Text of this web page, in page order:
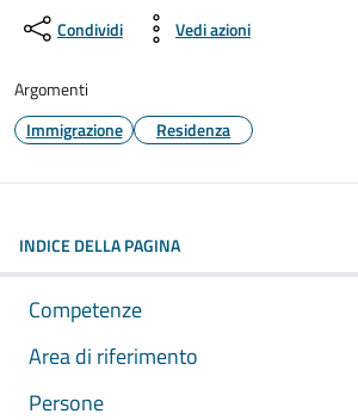
Condividi Vedi azioni
Argomenti
Immigrazione
Residenza
INDICE DELLA PAGINA
Competenze
Area di riferimento
Persone